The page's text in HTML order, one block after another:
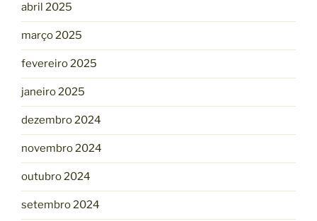
abril 2025
março 2025
fevereiro 2025
janeiro 2025
dezembro 2024
novembro 2024
outubro 2024
setembro 2024